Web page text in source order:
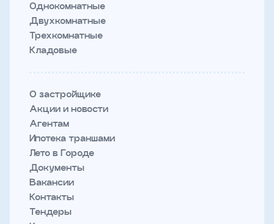
Однокомнатные
Двухкомнатные
Трехкомнатные
Кладовые
О застройщике
Акции и новости
Агентам
Ипотека траншами
Лето в Городе
Документы
Вакансии
Контакты
Тендеры